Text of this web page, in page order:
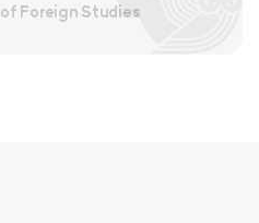
of Foreign Studies